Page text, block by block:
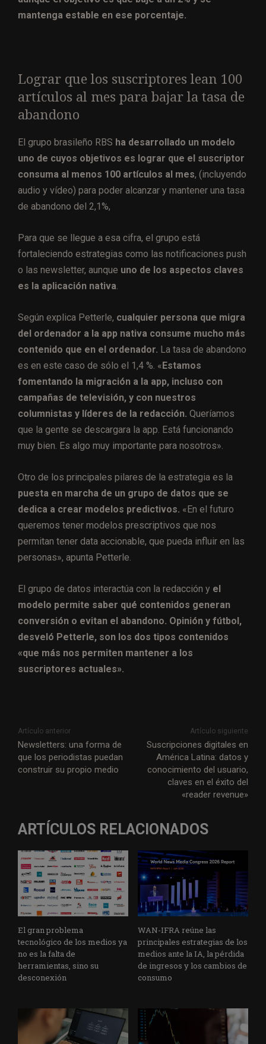
mantenga estable en ese porcentaje.
Lograr que los suscriptores lean 100
artículos al mes para bajar la tasa de
abandono
El grupo brasileño RBS ha desarrollado un modelo
uno de cuyos objetivos es lograr que el suscriptor
consuma al menos 100 artículos al mes, (incluyendo
audio y vídeo) para poder alcanzar y mantener una tasa
de abandono del 2,1%,
Para que se llegue a esa cifra, el grupo está
fortaleciendo estrategias como las notificaciones push
o las newsletter, aunque uno de los aspectos claves
es la aplicación nativa
Según explica Petterle, cualquier persona que migra
del ordenador a la app nativa consume mucho más
contenido que en el ordenador. La tasa de abandono
es en este caso de sólo el 1,4 %. «Estamos
fomentando la migración a la app, incluso con
campañas de televisión, y con nuestros
columnistas y líderes de la redacción. Queríamos
que la gente se descargara la app. Está funcionando
muy bien. Es algo muy importante para nosotros».
Otro de los principales pilares de la estrategia es la
puesta en marcha de un grupo de datos que se
dedica a crear modelos predictivos. «En el futuro
queremos tener modelos prescriptivos que nos
permitan tener data accionable, que pueda influir en las
personas», apunta Petterle.
El grupo de datos interactúa con la redacción y el
modelo permite saber qué contenidos generan
conversión o evitan el abandono. Opinión y fútbol,
desveló Petterle, son los dos tipos contenidos
«que más nos permiten mantener a los
suscriptores actuales».
Artículo anterior
Newsletters: una forma de
que los periodistas puedan
construir su propio medio
Artículo siguiente
Suscripciones digitales en
América Latina: datos y
conocimiento del usuario,
claves en el éxito del
«reader revenue»
ARTÍCULOS RELACIONADOS
El gran problema
tecnológico de los medios ya
no es la falta de
herramientas, sino su
desconexión
WAN-IFRA reúne las
principales estrategias de los
medios ante la IA, la pérdida
de ingresos y los cambios de
consumo